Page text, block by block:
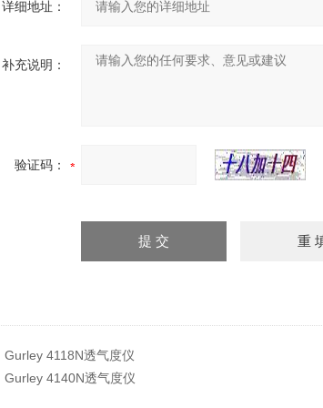
详细地址：
补充说明：
验证码：
Gurley 4118N透气度仪
Gurley 4140N透气度仪